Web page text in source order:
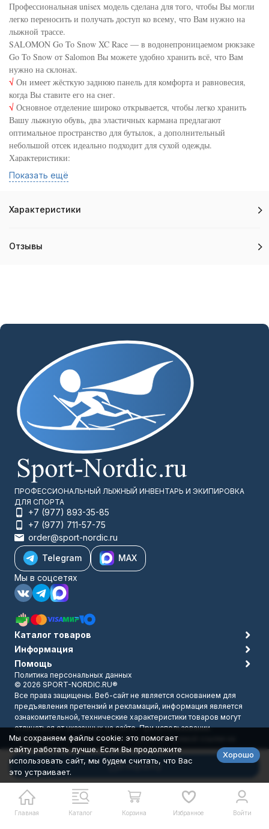
В корзину
Профессиональная unisex модель сделана для того, чтобы Вы могли
легко переносить и получать доступ ко всему, что Вам нужно на
лыжной трассе.
SALOMON Go To Snow XC Race — в водонепроницаемом рюкзаке
Go To Snow от Salomon Вы можете удобно хранить всё, что Вам
нужно на склонах.
√ Он имеет жёсткую заднюю панель для комфорта и равновесия,
когда Вы ставите его на снег.
√ Основное отделение широко открывается, чтобы легко хранить
Вашу лыжную обувь, два эластичных кармана предлагают
оптимальное пространство для бутылок, а дополнительный
небольшой отсек идеально подходит для сухой одежды.
Характеристики:
•Объем: 50 литров,
•Вес: 800 гр,
•Ширина: 38 см,
•Карманы и отделения: 1 внешний карман на молнии.
•Материал - 450D материалы: Материал выдерживает давление
Материал - полиэстер 600D: Материал выдерживает давление
водяного столба 1000 мм.
Материальная композиция: Подкладка: 100% полиэстер,
Подкладка 1: 100% полиэстер, Подкладка 2: 100% полиэстер,
Подкладка 3: 100% полиэтилен, Основная часть: 100% полиэстер,
Задняя часть: 100% полиэтилен.
Этот рюкзак поможет Вам хранить Ваши вещи практичным
образом, он имеет большую площадь, легкодоступное отделение для
напитков и специальное отделение для запасной одежды!
Сконцентрируйтесь, тренируйтесь и Вы всё преодолеете!
Информация о продукте предоставлена: SALOMON®.
Показать ещё
Характеристики
Отзывы
Главная Каталог Корзина Избранное Войти
ПРОФЕССИОНАЛЬНЫЙ ЛЫЖНЫЙ ИНВЕНТАРЬ И ЭКИПИРОВКА
ДЛЯ СПОРТА
+7 (977) 893-35-85
+7 (977) 711-57-75
order@sport-nordic.ru
Telegram
MAX
Мы в соцсетях
Каталог товаров
Информация
Помощь
Политика персональных данных
© 2026 SPORT-NORDIC.RU®
Все права защищены. Веб-сайт не является основанием для
предъявления претензий и рекламаций, информация является
ознакомительной, технические характеристики товаров могут
отличаться от указанных на сайте. При использовании
материалов с сайта обязательно указание прямой ссылки на
источник.
Разработано вbodysite.ru
Мы сохраняем файлы cookie: это помогает
сайту работать лучше. Если Вы продолжите
использовать сайт, мы будем считать, что Вас
это устраивает.
Хорошо